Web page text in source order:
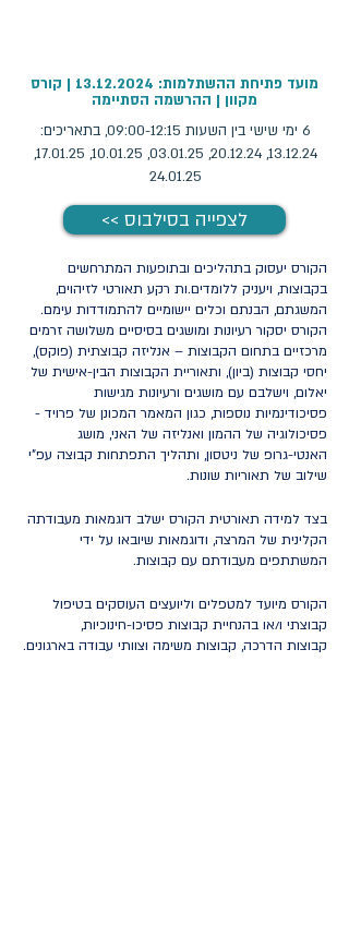
מועד פתיחת ההשתלמות: 13.12.2024 | קורס
מקוון | ההרשמה הסתיימה
6 ימי שישי בין השעות 09:00-12:15, בתאריכים:
13.12.24, 20.12.24, 03.01.25, 10.01.25, 17.01.25,
24.01.25
<< לצפייה בסילבוס
הקורס יעסוק בתהליכים ובתופעות המתרחשים
בקבוצות, ויעניק ללומדים.ות רקע תאורטי לזיהוים,
המשגתם, הבנתם וכלים יישומיים להתמודדות עימם.
הקורס יסקור רעיונות ומושגים בסיסיים משלושה זרמים
מרכזיים בתחום הקבוצות – אנליזה קבוצתית (פוקס),
יחסי קבוצות (ביון), ותאוריית הקבוצות הבין-אישית של
יאלום, וישלבם עם מושגים ורעיונות מגישות
פסיכודינמיות נוספות, כגון המאמר המכונן של פרויד -
פסיכולוגיה של ההמון ואנליזה של האני, מושג
האנטי-גרופ של ניטסון, ותהליך התפתחות קבוצה עפ"י
שילוב של תאוריות שונות.
בצד למידה תאורטית הקורס ישלב דוגמאות מעבודתה
הקלינית של המרצה, ודוגמאות שיובאו על ידי
המשתתפים מעבודתם עם קבוצות.
הקורס מיועד למטפלים וליועצים העוסקים בטיפול
קבוצתי ו/או בהנחיית קבוצות פסיכו-חינוכיות,
קבוצות הדרכה, קבוצות משימה וצוותי עבודה בארגונים.